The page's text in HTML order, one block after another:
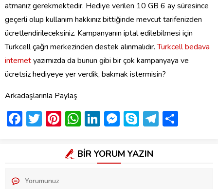
atmanız gerekmektedir. Hediye verilen 10 GB 6 ay süresince
geçerli olup kullanım hakkınız bittiğinde mevcut tarifenizden
ücretlendirileceksiniz. Kampanyanın iptal edilebilmesi için
Turkcell çağrı merkezinden destek alınmalıdır.Turkcell bedava
internetyazımızda da bunun gibi bir çok kampanyaya ve
ücretsiz hediyeye yer verdik, bakmak istermisin?
Arkadaşlarınla Paylaş
Facebook
Twitter
Pinterest
WhatsApp
LinkedIn
Messenger
Skype
BİR YORUM YAZIN